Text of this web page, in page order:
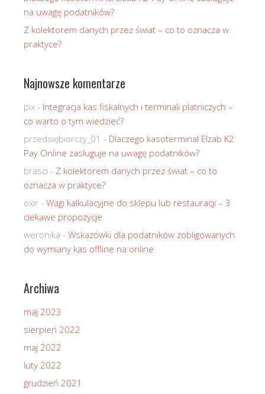
na uwagę podatników?
Z kolektorem danych przez świat – co to oznacza w
praktyce?
Najnowsze komentarze
pix - Integracja kas fiskalnych i terminali płatniczych –
co warto o tym wiedzieć?
przedsiębiorczy_01 - Dlaczego kasoterminal Elzab K2
Pay Online zasługuje na uwagę podatników?
brasci - Z kolektorem danych przez świat – co to
oznacza w praktyce?
oxir - Wagi kalkulacyjne do sklepu lub restauracji – 3
ciekawe propozycje
weronika - Wskazówki dla podatników zobligowanych
do wymiany kas offline na online
Archiwa
maj 2023
sierpień 2022
maj 2022
luty 2022
grudzień 2021